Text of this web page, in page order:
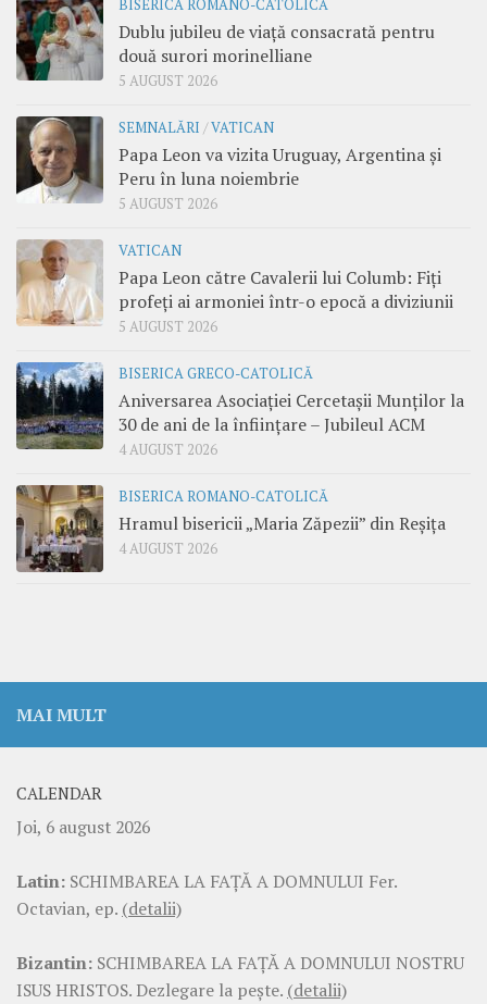
BISERICA ROMANO-CATOLICĂ
Dublu jubileu de viață consacrată pentru
două surori morinelliane
5 AUGUST 2026
SEMNALĂRI /VATICAN
Papa Leon va vizita Uruguay, Argentina și
Peru în luna noiembrie
5 AUGUST 2026
VATICAN
Papa Leon către Cavalerii lui Columb: Fiți
profeți ai armoniei într-o epocă a diviziunii
5 AUGUST 2026
BISERICA GRECO-CATOLICĂ
Aniversarea Asociației Cercetașii Munților la
30 de ani de la înființare – Jubileul ACM
4 AUGUST 2026
BISERICA ROMANO-CATOLICĂ
Hramul bisericii „Maria Zăpezii” din Reșița
4 AUGUST 2026
MAI MULT
CALENDAR
Joi, 6 august 2026
Latin: SCHIMBAREA LA FAŢĂ A DOMNULUI Fer.
Octavian, ep. (detalii)
Bizantin: SCHIMBAREA LA FAŢĂ A DOMNULUI NOSTRU
ISUS HRISTOS. Dezlegare la pește. (detalii)